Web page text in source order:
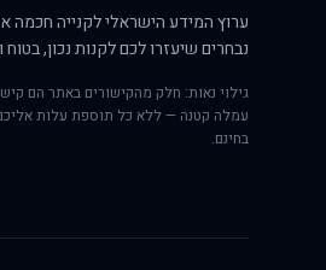
ערוץ המידע הישראלי לקנייה חכמה
נבחרים שיעזרו לכם לקנות נכון,
גילוי נאות: חלק מהקישורים באתר הם
עמלה קטנה — ללא כל תוספת עלות
בחינם.